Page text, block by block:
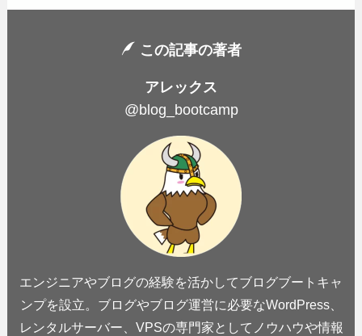
この記事の著者
アレックス
@blog_bootcamp
エンジニアやブログの経験を活かしてブログブートキャ
ンプを設立。ブログやブログ運営に必要なWordPress、
レンタルサーバー、VPSの専門家としてノウハウや情報